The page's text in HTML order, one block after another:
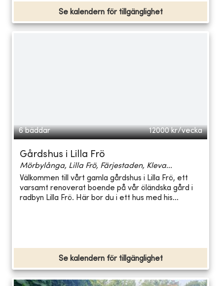
Se kalendern för tillgänglighet
6 bäddar 12000 kr/vecka
Gårdshus i Lilla Frö
Mörbylånga, Lilla Frö, Färjestaden, Kleva...
Välkommen till vårt gamla gårdshus i Lilla Frö, ett
varsamt renoverat boende på vår öländska gård i
radbyn Lilla Frö. Här bor du i ett hus med his...
Se kalendern för tillgänglighet